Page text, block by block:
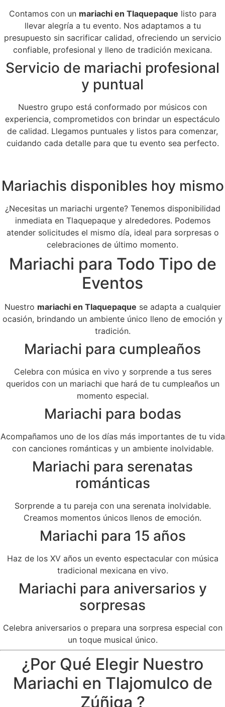
Contamos con un mariachi en Tlaquepaque listo para
llevar alegría a tu evento. Nos adaptamos a tu
presupuesto sin sacrificar calidad, ofreciendo un servicio
confiable, profesional y lleno de tradición mexicana.
Servicio de mariachi profesional
y puntual
Nuestro grupo está conformado por músicos con
experiencia, comprometidos con brindar un espectáculo
de calidad. Llegamos puntuales y listos para comenzar,
cuidando cada detalle para que tu evento sea perfecto.
Mariachis disponibles hoy mismo
¿Necesitas un mariachi urgente? Tenemos disponibilidad
inmediata en Tlaquepaque y alrededores. Podemos
atender solicitudes el mismo día, ideal para sorpresas o
celebraciones de último momento.
Mariachi para Todo Tipo de
Eventos
Nuestro mariachi en Tlaquepaque se adapta a cualquier
ocasión, brindando un ambiente único lleno de emoción y
tradición.
Mariachi para cumpleaños
Celebra con música en vivo y sorprende a tus seres
queridos con un mariachi que hará de tu cumpleaños un
momento especial.
Mariachi para bodas
Acompañamos uno de los días más importantes de tu vida
con canciones románticas y un ambiente inolvidable.
Mariachi para serenatas
románticas
Sorprende a tu pareja con una serenata inolvidable.
Creamos momentos únicos llenos de emoción.
Mariachi para 15 años
Haz de los XV años un evento espectacular con música
tradicional mexicana en vivo.
Mariachi para aniversarios y
sorpresas
Celebra aniversarios o prepara una sorpresa especial con
un toque musical único.
¿Por Qué Elegir Nuestro
Mariachi en Tlajomulco de
Zúñiga ?